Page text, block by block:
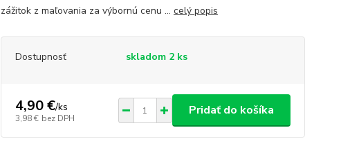
zážitok z maľovania za výbornú cenu ... celý popis
Dostupnosť skladom 2 ks
4,90 €/ks
3,98 € bez DPH
Pridať do košíka